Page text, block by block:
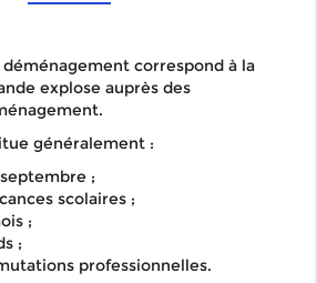
déménagement correspond à la
explose auprès des
généralement :
;
scolaires ;
;
;
professionnelles.